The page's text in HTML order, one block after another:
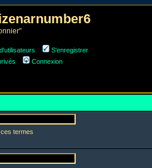
S'enregistrer
Connexion
termes